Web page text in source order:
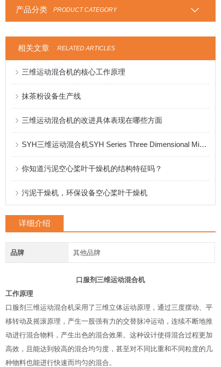
产品分类 PRODUCT CATEGORY
相关文章 RELATED ARTICLES
三维运动混合机的核心工作原理
抹茶粉设备生产线
三维运动混合机的改进具体表现在哪些方面
SYH三维运动混合机SYH Series Three Dimensional Mixer
你知道污泥空心桨叶干燥机的结构特征吗？
污泥干燥机，环保设备空心桨叶干燥机
详细介绍
品牌 其他品牌
口服剂三维运动混合机
工作原理
口服剂三维运动混合机采用了三维立体运动原理，通过三度摆动、平
移转动及摇滚原理，产生一股强有力的交替脉冲运动，连续不断地推
动进行混合物料，产生出色的混合效果。这种设计使得混合过程更加
高效，且能达到较高的混合均匀度，甚至对不同比重和不同粒度的几
种物料也能进行快速而均匀的混合‌。